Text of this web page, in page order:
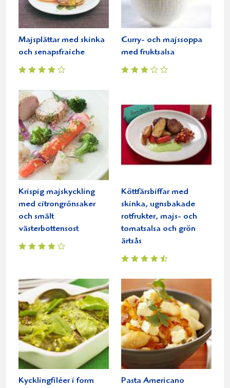
Majsplättar med skinka
och senapsfraiche
Curry- och majssoppa
med fruktsalsa
Krispig majskyckling
med citrongrönsaker
och smält
västerbottensost
Köttfärsbiffar med
skinka, ugnsbakade
rotfrukter, majs- och
tomatsalsa och grön
ärtsås
Kycklingfiléer i form
Pasta Americano